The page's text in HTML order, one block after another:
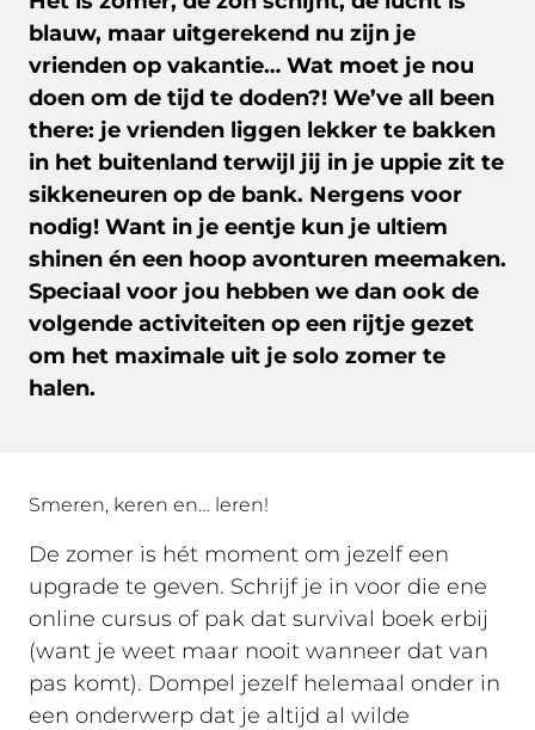
blauw, maar uitgerekend nu zijn je
vrienden op vakantie… Wat moet je nou
doen om de tijd te doden?! We’ve all been
there: je vrienden liggen lekker te bakken
in het buitenland terwijl jij in je uppie zit te
sikkeneuren op de bank. Nergens voor
nodig! Want in je eentje kun je ultiem
shinen én een hoop avonturen meemaken.
Speciaal voor jou hebben we dan ook de
volgende activiteiten op een rijtje gezet
om het maximale uit je solo zomer te
halen.
Smeren, keren en… leren!
De zomer is hét moment om jezelf een
upgrade te geven. Schrijf je in voor die ene
online cursus of pak dat survival boek erbij
(want je weet maar nooit wanneer dat van
pas komt). Dompel jezelf helemaal onder in
een onderwerp dat je altijd al wilde